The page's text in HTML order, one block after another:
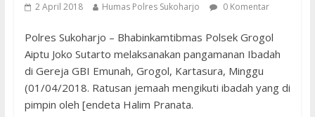
2 April 2018 Humas Polres Sukoharjo 0 Komentar
Polres Sukoharjo – Bhabinkamtibmas Polsek Grogol
Aiptu Joko Sutarto melaksanakan pangamanan Ibadah
di Gereja GBI Emunah, Grogol, Kartasura, Minggu
(01/04/2018. Ratusan jemaah mengikuti ibadah yang di
pimpin oleh [endeta Halim Pranata.